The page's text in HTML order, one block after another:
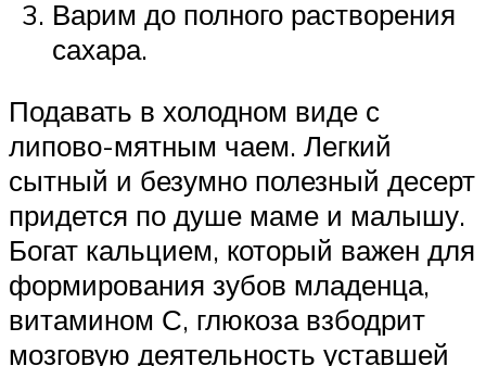
Варим до полного растворения
сахара.
Подавать в холодном виде с
липово-мятным чаем. Легкий
сытный и безумно полезный десерт
придется по душе маме и малышу.
Богат кальцием, который важен для
формирования зубов младенца,
витамином С, глюкоза взбодрит
мозговую деятельность уставшей